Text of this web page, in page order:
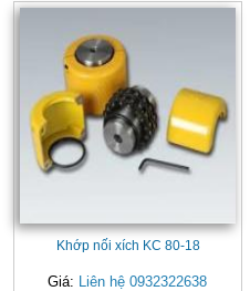
Khớp nối xích KC 80-18
Giá: Liên hệ 0932322638